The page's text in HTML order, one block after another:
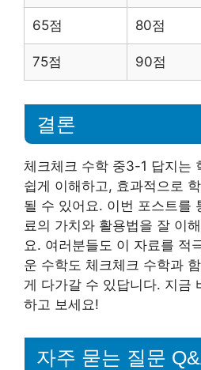
65점 80점
75점 90점
결론
체크체크 수학 중3-1 답지는
쉽게 이해하고, 효과적으로
될 수 있어요. 이번 포스트를
료의 가치와 활용법을 잘 이
요. 여러분들도 이 자료를 적
운 수학도 체크체크 수학과
게 다가갈 수 있답니다. 지금
하고 보세요!
자주 묻는 질문